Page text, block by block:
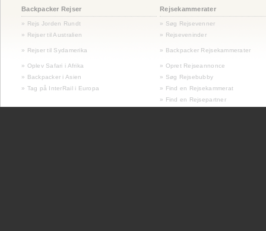
Backpacker Rejser Rejsekammerater
» Rejs Jorden Rundt
» Søg Rejsevenner
» Rejser til Australien
» Rejseveninder
» Rejser til Sydamerika » Backpacker Rejsekammerater
» Oplev Safari i Afrika
» Opret Rejseannonce
» Backpacker i Asien
» Søg Rejsebubby
» Tag på InterRail i Europa
» Find en Rejsekammerat
» Find en Rejsepartner